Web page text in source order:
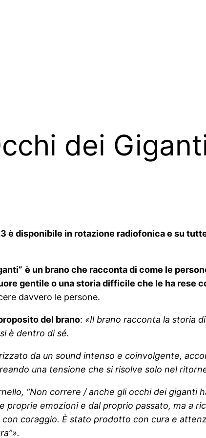
dei
è disponibile in rotazione radiofonica e su
è un brano che racconta di come le
gentile o una storia difficile che le ha rese
davvero le persone.
del brano: «Il brano racconta la storia
è dentro di sé.
da un sound intenso e coinvolgente,
una tensione che si risolve solo nel
“Non correre / anche gli occhi dei giganti
proprie emozioni e dal proprio passato, ma a
coraggio. È stato prodotto con cura e